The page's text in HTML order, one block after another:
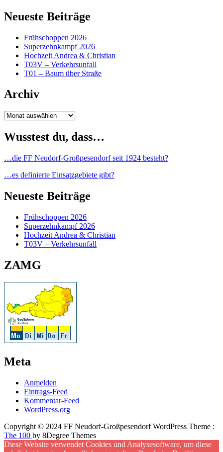
Neueste Beiträge
Frühschoppen 2026
Superzehnkampf 2026
Hochzeit Andrea & Christian
T03V – Verkehrsunfall
T01 – Baum über Straße
Archiv
Archiv
Wusstest du, dass…
…die FF Neudorf-Großpesendorf seit 1924 besteht?
…es definierte Einsatzgebiete gibt?
Neueste Beiträge
Frühschoppen 2026
Superzehnkampf 2026
Hochzeit Andrea & Christian
T03V – Verkehrsunfall
ZAMG
Meta
Anmelden
Eintrags-Feed
Kommentar-Feed
WordPress.org
Copyright © 2024 FF Neudorf-Großpesendorf WordPress Theme :
The 100 by 8Degree Themes
Diese Website verwendet Cookies und Analysesoftware, um diese